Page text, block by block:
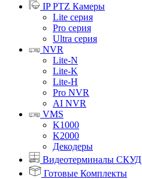
IP PTZ Камеры
Lite серия
Pro серия
Ultra серия
NVR
Lite-N
Lite-K
Lite-H
Pro NVR
AI NVR
VMS
K1000
K2000
Декодеры
Видеотерминалы СКУД
Готовые Комплекты